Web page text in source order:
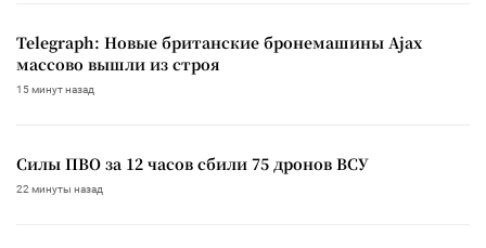
Telegraph: Новые британские бронемашины Ajax
массово вышли из строя
15 минут назад
Силы ПВО за 12 часов сбили 75 дронов ВСУ
22 минуты назад